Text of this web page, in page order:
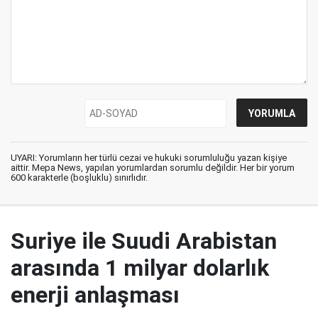
UYARI: Yorumların her türlü cezai ve hukuki sorumluluğu yazan kişiye
aittir. Mepa News, yapılan yorumlardan sorumlu değildir. Her bir yorum
600 karakterle (boşluklu) sınırlıdır.
Suriye ile Suudi Arabistan
arasında 1 milyar dolarlık
enerji anlaşması